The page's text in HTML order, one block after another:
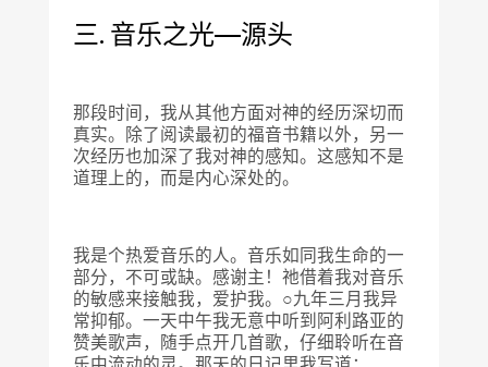
三. 音乐之光—源头
那段时间，我从其他方面对神的经历深切而
真实。除了阅读最初的福音书籍以外，另一
次经历也加深了我对神的感知。这感知不是
道理上的，而是内心深处的。
我是个热爱音乐的人。音乐如同我生命的一
部分，不可或缺。感谢主！祂借着我对音乐
的敏感来接触我，爱护我。○九年三月我异
常抑郁。一天中午我无意中听到阿利路亚的
赞美歌声，随手点开几首歌，仔细聆听在音